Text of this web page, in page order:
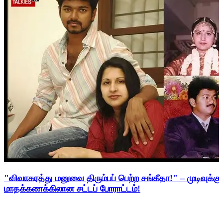
"விவாகரத்து மனுவை திரும்பப் பெற்ற சங்கீதா!" –
மாதக்கணக்கிலான சட்டப் போராட்டம்!